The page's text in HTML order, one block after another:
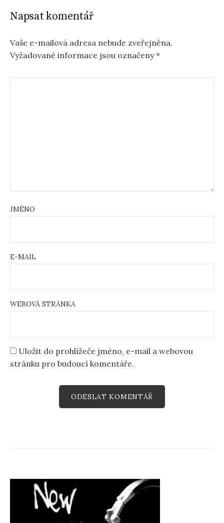
Napsat komentář
Vaše e-mailová adresa nebude zveřejněna.
Vyžadované informace jsou označeny*
JMÉNO
E-MAIL
WEBOVÁ STRÁNKA
Uložit do prohlížeče jméno, e-mail a webovou
stránku pro budoucí komentáře.